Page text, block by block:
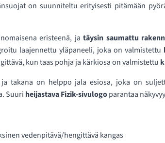
on suunniteltu erityisesti pitämään
eristeenä, jatäysin saumattu
laajennettu yläpaneeli, joka on valmistettu
kun taas pohja ja kärkiosa on valmistettu
takana on helppo jala esiosa, joka on
Suuri heijastava Fizik-sivulogoparantaa
vedenpitävä/hengittävä kangas